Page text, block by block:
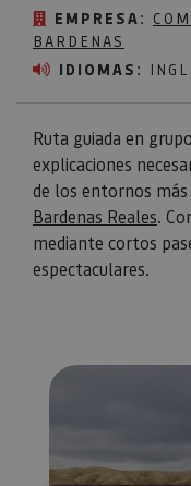
EMPRESA:
BARDENAS
IDIOMAS:
Ruta guiada en
explicaciones
de los entornos
Bardenas Reales.
mediante cortos
espectaculares.